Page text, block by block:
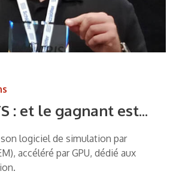
: et le gagnant est...
logiciel de simulation par
accéléré par GPU, dédié aux